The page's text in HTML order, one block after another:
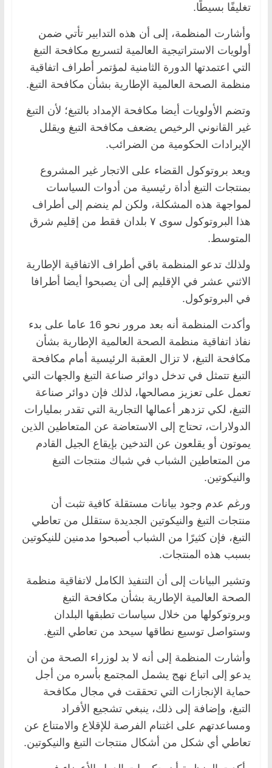
تغليفًا بسيطًا.
وأشارت المنظمة، إلى أن هذه التدابير تأتي ضمن
أولويات الاستراتيجية العالمية لتسريع مكافحة التبغ
التي اعتمدتها الدورة الثامنية لمؤتمر أطراف اتفاقية
منظمة الصحة العالمية الإطارية بشأن مكافحة التبغ.
وتضم الأولويات أيضا مكافحة الإمداد بالتبغ؛ لأن التبغ
غير القانوني الرخيص يضعف مكافحة التبغ ويقلل
الإيرادات الحكومية من الضرائب.
ويعد بروتوكول القضاء على الاتجار غير المشروع
بمنتجات التبغ أداة رئيسية من أدوات السياسات
لمواجهة هذه المشكلة، ولكن لم ينضم إلى أطراف
هذا البروتوكول سوى ٧ بلدان فقط من إقليم شرق
المتوسط.
ولذلك تدعو المنظمة باقي أطراف الاتفاقية الإطارية
الاثني عشر في الإقليم إلى أن يصبحوا أيضا أطرافا
في البروتوكول.
وأكدت المنظمة أنه بعد مرور نحو 16 عاما على بدء
نفاذ اتفاقية منظمة الصحة العالمية الإطارية بشأن
مكافحة التبغ، لا تزال العقبة الرئيسية أمام مكافحة
التبغ تتمثل في تدخل دوائر صناعة التبغ والجهات التي
تعمل على تعزيز مصالحها، لذلك فإن دوائر صناعة
التبغ، لكي تزدهر أعمالها التجارية التي تقدر بمليارات
الدولارات، تحتاج إلى الاستعاضة عن المتعاطين الذين
يموتون أو يقلعون عن التدخين بإيقاع الجيل القادم
من المتعاطين الشباب في شباك منتجات التبغ
والنيكوتين.
ورغم عدم وجود بيانات مستقلة كافية تثبت أن
منتجات التبغ والنيكوتين الجديدة ستقلل من تعاطي
التبغ، فإن كثيرًا من الشباب أصبحوا مدمنين للنيكوتين
بسبب هذه المنتجات.
وتشير البيانات إلى أن التنفيذ الكامل لاتفاقية منظمة
الصحة العالمية الإطارية بشأن مكافحة التبغ
وبروتوكولها من خلال سياسات تطبقها البلدان
وستواصل توسيع نطاقها سيحد من تعاطي التبغ.
وأشارت المنظمة إلى أنه لا بد لوزراء الصحة من أن
يدعو إلى اتباع نهج يشمل المجتمع بأسره من أجل
حماية الإنجازات التي تحققت في مجال مكافحة
التبغ، وإضافة إلى ذلك، ينبغي تشجيع الأفراد
ومساعدتهم على اغتنام الفرصة للإقلاع والامتناع عن
تعاطي أي شكل من أشكال منتجات التبغ والنيكوتين.